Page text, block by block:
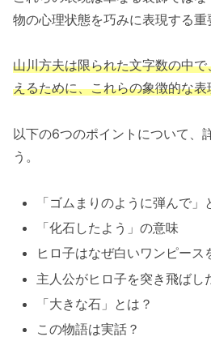
物の心理状態を巧みに表現する重
山川方夫は限られた文字数の中
えるために、これらの象徴的な
以下の6つのポイントについて、
う。
「ゴムまりのように弾んで
「化石したよう」の意味
ヒロ子はなぜ白いワンピース
主人公がヒロ子を突き飛ばし
「大きな石」とは？
この物語は実話？